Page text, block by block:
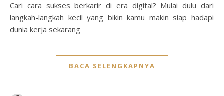
Cari cara sukses berkarir di era digital? Mulai dulu dari
langkah-langkah kecil yang bikin kamu makin siap hadapi
dunia kerja sekarang
BACA SELENGKAPNYA